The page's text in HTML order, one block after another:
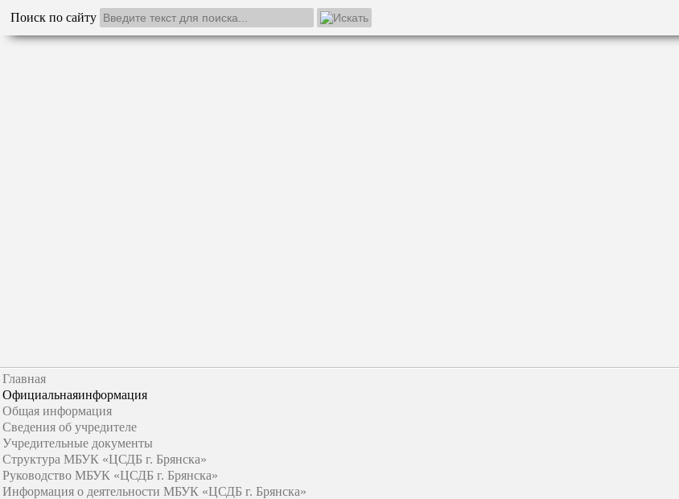
Поиск по сайту
Главная
Официальнаяинформация
Общая информация
Сведения об учредителе
Учредительные документы
Структура МБУК «ЦСДБ г. Брянска»
Руководство МБУК «ЦСДБ г. Брянска»
Информация о деятельности МБУК «ЦСДБ г. Брянска»